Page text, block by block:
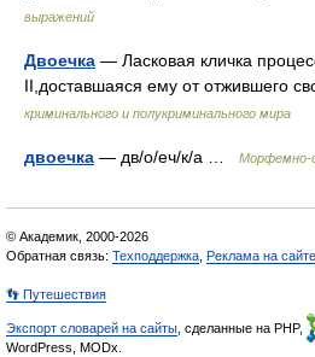
выражений
Двоечка — Ласковая кличка
II,доставшаяся ему от отжившего
криминального и полукриминального мира
двоечка — дв/о/еч/к/а … Морфемно-
© Академик, 2000-2026
Обратная связь: Техподдержка Реклама на сайте
👣 Путешествия
Экспорт словарей на сайты , сделанные на PHP,
WordPress, MODx.